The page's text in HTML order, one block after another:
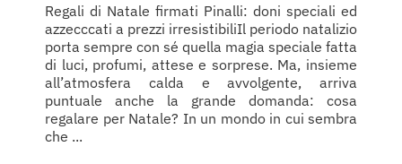
Regali di Natale firmati Pinalli: doni speciali ed
azzecccati a prezzi irresistibiliIl periodo natalizio
porta sempre con sé quella magia speciale fatta
di luci, profumi, attese e sorprese. Ma, insieme
all’atmosfera calda e avvolgente, arriva
puntuale anche la grande domanda: cosa
regalare per Natale? In un mondo in cui sembra
che ...